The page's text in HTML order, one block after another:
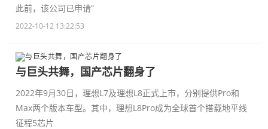
此前，该公司已申请“
2022-10-12 13:22:53
与巨头共舞，国产芯片翻身了
2022年9月30日，理想L7及理想L8正式上市，分别提供Pro和
Max两个版本车型。其中，理想L8Pro成为全球首个搭载地平线
征程5芯片